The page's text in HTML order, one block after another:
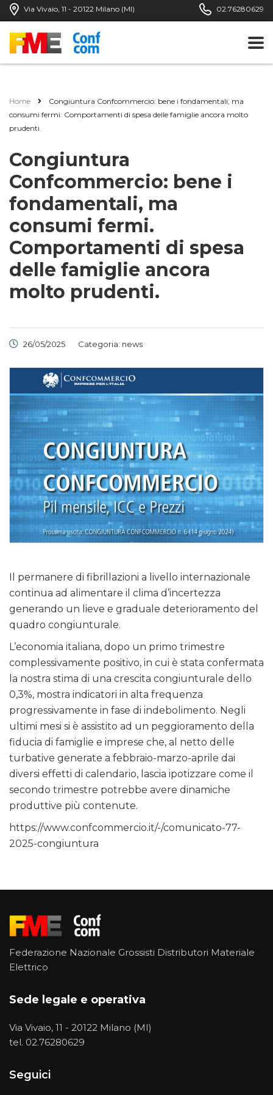
Via Vivaio, 11 - 20122 Milano (MI) 02.76280629
Home
Congiuntura Confcommercio: bene i fondamentali, ma
consumi fermi. Comportamenti di spesa delle famiglie ancora molto
prudenti.
Congiuntura
Confcommercio: bene i
fondamentali, ma
consumi fermi.
Comportamenti di spesa
delle famiglie ancora
molto prudenti.
26/05/2025 Categoria: news
Il permanere di fibrillazioni a livello internazionale
continua ad alimentare il clima d’incertezza
generando un lieve e graduale deterioramento del
quadro congiunturale.
L’economia italiana, dopo un primo trimestre
complessivamente positivo, in cui è stata confermata
la nostra stima di una crescita congiunturale dello
0,3%, mostra indicatori in alta frequenza
progressivamente in fase di indebolimento. Negli
ultimi mesi si è assistito ad un peggioramento della
fiducia di famiglie e imprese che, al netto delle
turbative generate a febbraio-marzo-aprile dai
diversi effetti di calendario, lascia ipotizzare come il
secondo trimestre potrebbe avere dinamiche
produttive più contenute.
https://www.confcommercio.it/-/comunicato-77-
2025-congiuntura
Federazione Nazionale Grossisti Distributori Materiale
Elettrico
Sede legale e operativa
Via Vivaio, 11 - 20122 Milano (MI)
tel. 02.76280629
Seguici